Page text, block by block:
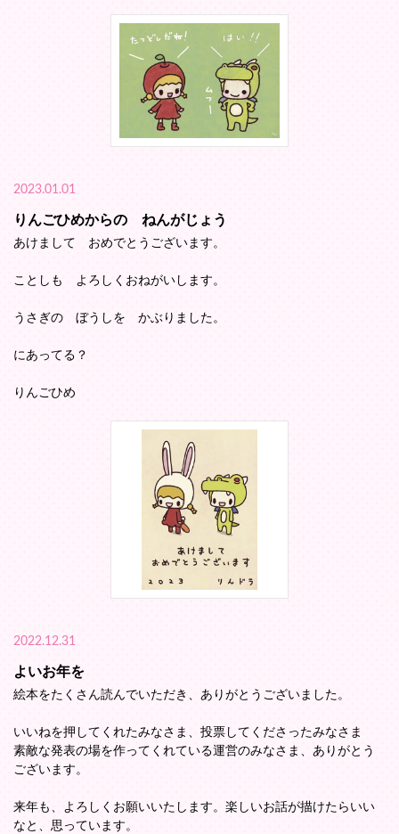
2023.01.01
りんごひめからの ねんがじょう
あけまして おめでとうございます。
ことしも よろしくおねがいします。
うさぎの ぼうしを かぶりました。
にあってる？
りんごひめ
2022.12.31
よいお年を
絵本をたくさん読んでいただき、ありがとうございました。
いいねを押してくれたみなさま、投票してくださったみなさま
素敵な発表の場を作ってくれている運営のみなさま、ありがとう
ございます。
来年も、よろしくお願いいたします。楽しいお話が描けたらいい
なと、思っています。